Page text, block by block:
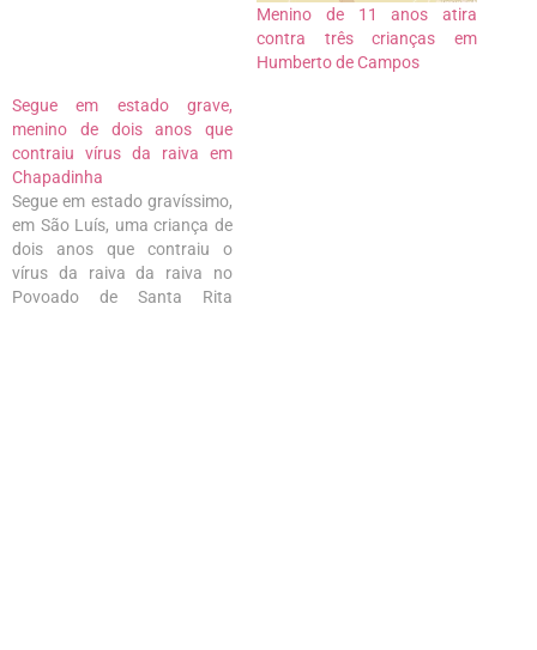
Menino de 11 anos atira
contra três crianças em
Humberto de Campos
Segue em estado grave,
menino de dois anos que
contraiu vírus da raiva em
Chapadinha
Segue em estado gravíssimo,
em São Luís, uma criança de
dois anos que contraiu o
vírus da raiva da raiva no
Povoado de Santa Rita